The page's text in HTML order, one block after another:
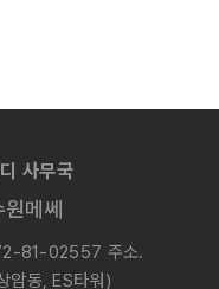
사무국
메쎄
81-02557 주소.
암동, ES타워)